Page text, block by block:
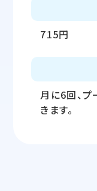
715円
月に6回、プ
きます。